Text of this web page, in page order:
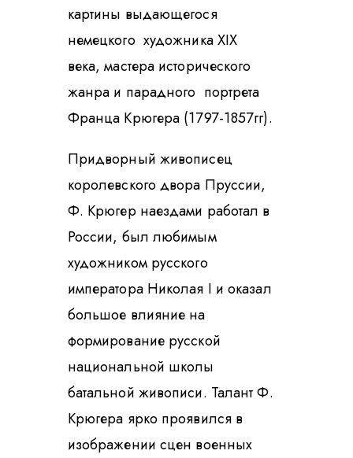
картины выдающегося
немецкого художника XIX
века, мастера исторического
жанра и парадного портрета
Франца Крюгера (1797-1857гг).
Придворный живописец
королевского двора Пруссии,
Ф. Крюгер наездами работал в
России, был любимым
художником русского
императора Николая I и оказал
большое влияние на
формирование русской
национальной школы
батальной живописи. Талант Ф.
Крюгера ярко проявился в
изображении сцен военных